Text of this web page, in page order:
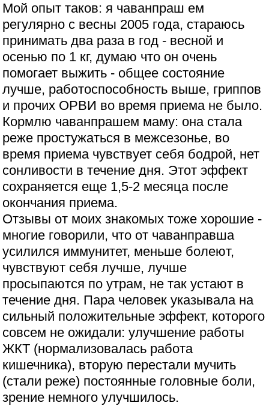
Мой опыт таков: я чаванпраш ем
регулярно с весны 2005 года, стараюсь
принимать два раза в год - весной и
осенью по 1 кг, думаю что он очень
помогает выжить - общее состояние
лучше, работоспособность выше, гриппов
и прочих ОРВИ во время приема не было.
Кормлю чаванпрашем маму: она стала
реже простужаться в межсезонье, во
время приема чувствует себя бодрой, нет
сонливости в течение дня. Этот эффект
сохраняется еще 1,5-2 месяца после
окончания приема.
Отзывы от моих знакомых тоже хорошие -
многие говорили, что от чаванправша
усилился иммунитет, меньше болеют,
чувствуют себя лучше, лучше
просыпаются по утрам, не так устают в
течение дня. Пара человек указывала на
сильный положительные эффект, которого
совсем не ожидали: улучшение работы
ЖКТ (нормализовалась работа
кишечника), вторую перестали мучить
(стали реже) постоянные головные боли,
зрение немного улучшилось.